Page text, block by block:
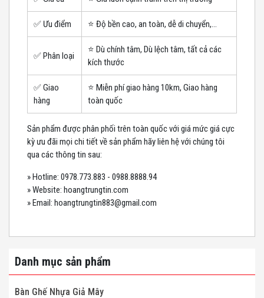
✅ Ưu điểm ⭐️ Độ bền cao, an toàn, dễ di chuyển,...
✅ Phân loại
⭐️ Dù chính tâm, Dù lệch tâm, tất cả các
kích thước
✅ Giao
hàng
⭐️ Miễn phí giao hàng 10km, Giao hàng
toàn quốc
Sản phẩm được phân phối trên toàn quốc với giá mức giá cực
kỳ ưu đãi mọi chi tiết về sản phẩm hãy liên hệ với chúng tôi
qua các thông tin sau:
» Hotline: 0978.773.883 - 0988.8888.94
» Website: hoangtrungtin.com
» Email: hoangtrungtin883@gmail.com
Danh mục sản phẩm
Bàn Ghế Nhựa Giả Mây